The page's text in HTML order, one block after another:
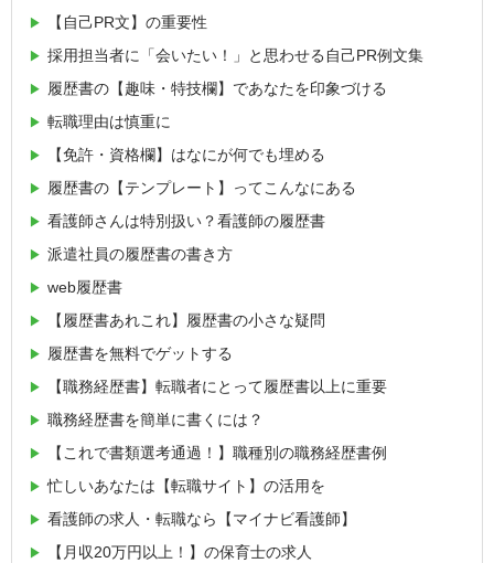
【自己PR文】の重要性
採用担当者に「会いたい！」と思わせる自己PR例文集
履歴書の【趣味・特技欄】であなたを印象づける
転職理由は慎重に
【免許・資格欄】はなにが何でも埋める
履歴書の【テンプレート】ってこんなにある
看護師さんは特別扱い？看護師の履歴書
派遣社員の履歴書の書き方
web履歴書
【履歴書あれこれ】履歴書の小さな疑問
履歴書を無料でゲットする
【職務経歴書】転職者にとって履歴書以上に重要
職務経歴書を簡単に書くには？
【これで書類選考通過！】職種別の職務経歴書例
忙しいあなたは【転職サイト】の活用を
看護師の求人・転職なら【マイナビ看護師】
【月収20万円以上！】の保育士の求人